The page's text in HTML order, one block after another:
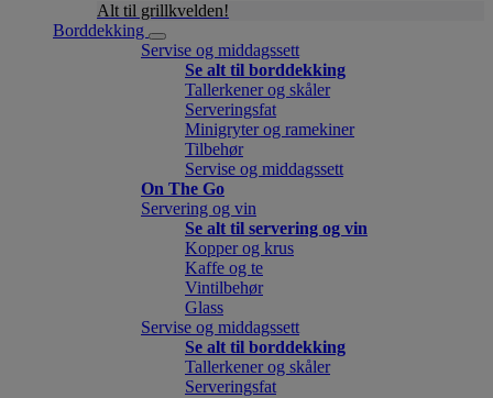
Alt til grillkvelden!
Borddekking
Servise og middagssett
Se alt til borddekking
Tallerkener og skåler
Serveringsfat
Minigryter og ramekiner
Tilbehør
Servise og middagssett
On The Go
Servering og vin
Se alt til servering og vin
Kopper og krus
Kaffe og te
Vintilbehør
Glass
Servise og middagssett
Se alt til borddekking
Tallerkener og skåler
Serveringsfat